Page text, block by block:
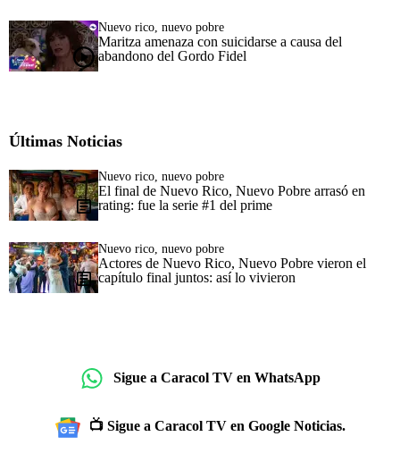
Nuevo rico, nuevo pobre
Maritza amenaza con suicidarse a causa del
abandono del Gordo Fidel
Últimas Noticias
Nuevo rico, nuevo pobre
El final de Nuevo Rico, Nuevo Pobre arrasó en
rating: fue la serie #1 del prime
Nuevo rico, nuevo pobre
Actores de Nuevo Rico, Nuevo Pobre vieron el
capítulo final juntos: así lo vivieron
Sigue a Caracol TV en WhatsApp
📺 Sigue a Caracol TV en Google Noticias.